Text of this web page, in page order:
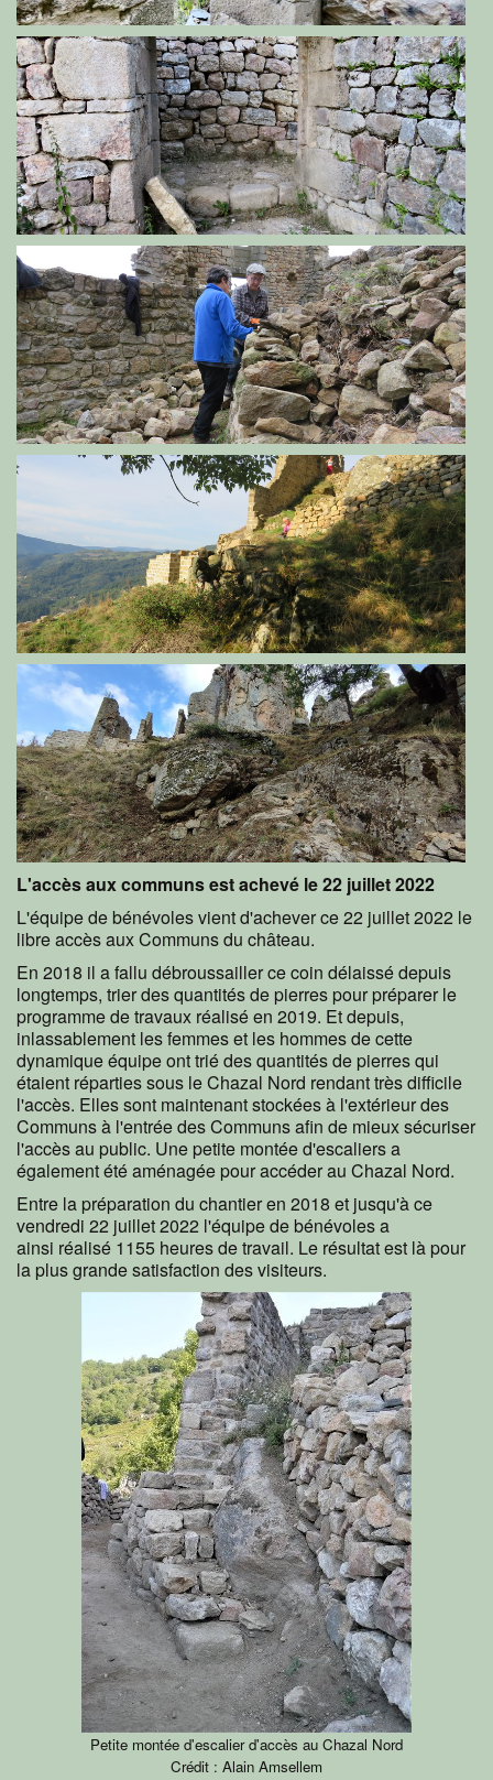
L'accès aux communs est achevé le 22 juillet 2022
L'équipe de bénévoles vient d'achever ce 22 juillet 2022 le
libre accès aux Communs du château.
En 2018 il a fallu débroussailler ce coin délaissé depuis
longtemps, trier des quantités de pierres pour préparer le
programme de travaux réalisé en 2019. Et depuis,
inlassablement les femmes et les hommes de cette
dynamique équipe ont trié des quantités de pierres qui
étaient réparties sous le Chazal Nord rendant très difficile
l'accès. Elles sont maintenant stockées à l'extérieur des
Communs à l'entrée des Communs afin de mieux sécuriser
l'accès au public. Une petite montée d'escaliers a
également été aménagée pour accéder au Chazal Nord.
Entre la préparation du chantier en 2018 et jusqu'à ce
vendredi 22 juillet 2022 l'équipe de bénévoles a
ainsi réalisé 1155 heures de travail. Le résultat est là pour
la plus grande satisfaction des visiteurs.
Petite montée d'escalier d'accès au Chazal Nord
Crédit : Alain Amsellem